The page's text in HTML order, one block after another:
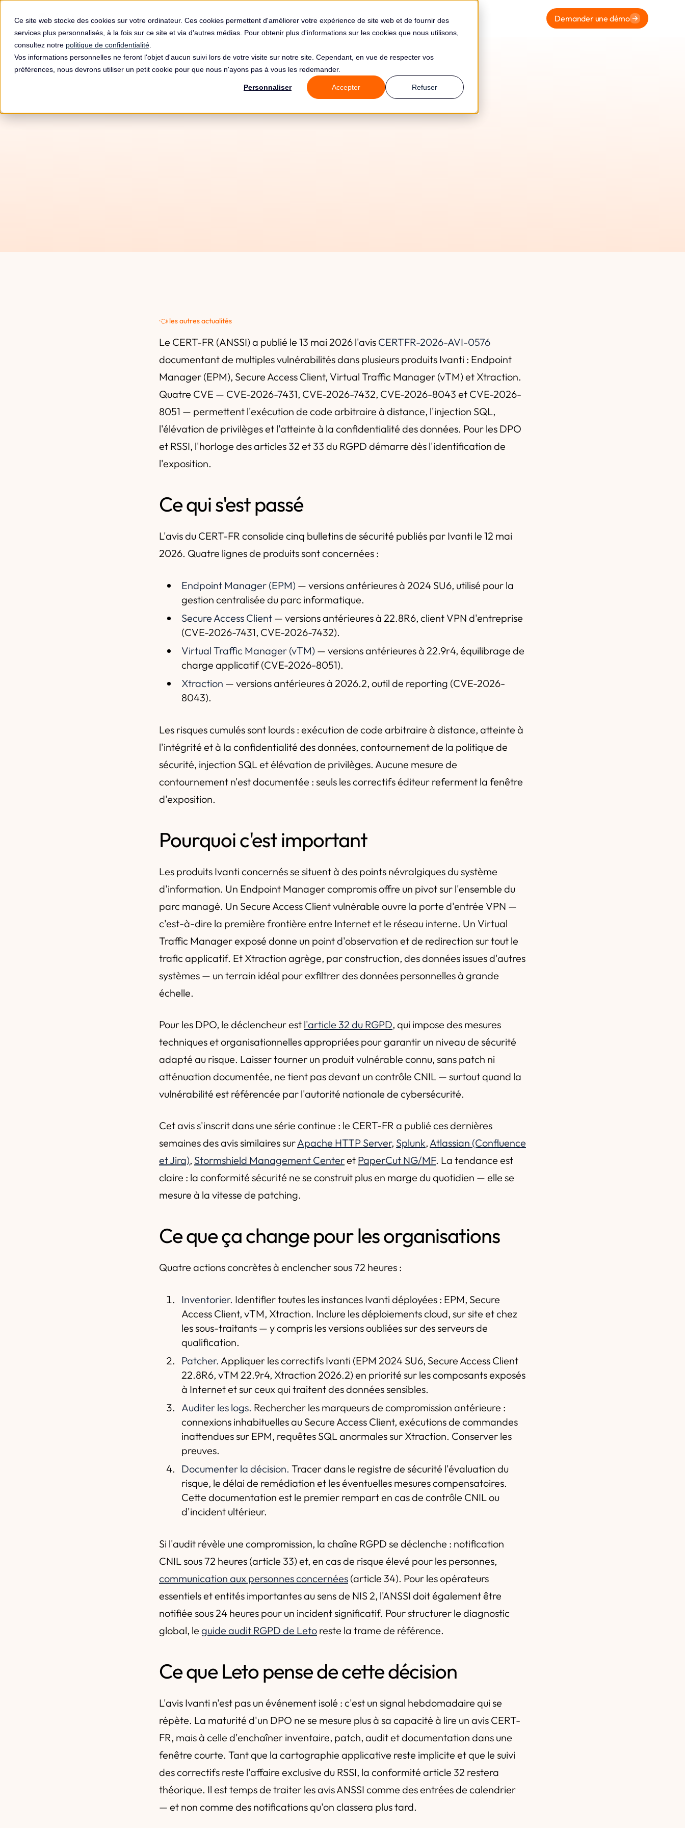
Ce site web stocke des cookies sur votre ordinateur. Ces cookies permettent d'améliorer votre expérience de site web et de fournir des
services plus personnalisés, à la fois sur ce site et via d'autres médias. Pour obtenir plus d'informations sur les cookies que nous utilisons,
consultez notre politique de confidentialité
Vos informations personnelles ne feront l'objet d'aucun suivi lors de votre visite sur notre site. Cependant, en vue de respecter vos
préférences, nous devrons utiliser un petit cookie pour que nous n'ayons pas à vous les redemander.
Personnaliser Accepter Refuser
Produits Solutions Tarifs Clients Ressources Demander une démo
👈 les autres actualités
Le CERT-FR (ANSSI) a publié le 13 mai 2026 l'avis CERTFR-2026-AVI-0576
documentant de multiples vulnérabilités dans plusieurs produits Ivanti : Endpoint
Manager (EPM), Secure Access Client, Virtual Traffic Manager (vTM) et Xtraction.
Quatre CVE — CVE-2026-7431, CVE-2026-7432, CVE-2026-8043 et CVE-2026-
8051 — permettent l'exécution de code arbitraire à distance, l'injection SQL,
l'élévation de privilèges et l'atteinte à la confidentialité des données. Pour les DPO
et RSSI, l'horloge des articles 32 et 33 du RGPD démarre dès l'identification de
l'exposition.
Ce qui s'est passé
L'avis du CERT-FR consolide cinq bulletins de sécurité publiés par Ivanti le 12 mai
2026. Quatre lignes de produits sont concernées :
Endpoint Manager (EPM) — versions antérieures à 2024 SU6, utilisé pour la
gestion centralisée du parc informatique.
Secure Access Client — versions antérieures à 22.8R6, client VPN d'entreprise
(CVE-2026-7431, CVE-2026-7432).
Virtual Traffic Manager (vTM) — versions antérieures à 22.9r4, équilibrage de
charge applicatif (CVE-2026-8051).
Xtraction — versions antérieures à 2026.2, outil de reporting (CVE-2026-
8043).
Les risques cumulés sont lourds : exécution de code arbitraire à distance, atteinte à
l'intégrité et à la confidentialité des données, contournement de la politique de
sécurité, injection SQL et élévation de privilèges. Aucune mesure de
contournement n'est documentée : seuls les correctifs éditeur referment la fenêtre
d'exposition.
Pourquoi c'est important
Les produits Ivanti concernés se situent à des points névralgiques du système
d'information. Un Endpoint Manager compromis offre un pivot sur l'ensemble du
parc managé. Un Secure Access Client vulnérable ouvre la porte d'entrée VPN —
c'est-à-dire la première frontière entre Internet et le réseau interne. Un Virtual
Traffic Manager exposé donne un point d'observation et de redirection sur tout le
trafic applicatif. Et Xtraction agrège, par construction, des données issues d'autres
systèmes — un terrain idéal pour exfiltrer des données personnelles à grande
échelle.
Pour les DPO, le déclencheur est l'article 32 du RGPD, qui impose des mesures
techniques et organisationnelles appropriées pour garantir un niveau de sécurité
adapté au risque. Laisser tourner un produit vulnérable connu, sans patch ni
atténuation documentée, ne tient pas devant un contrôle CNIL — surtout quand la
vulnérabilité est référencée par l'autorité nationale de cybersécurité.
Cet avis s'inscrit dans une série continue : le CERT-FR a publié ces dernières
semaines des avis similaires surApache HTTP Server, Splunk, Atlassian (Confluence
et Jira), Stormshield Management Centeret PaperCut NG/MF. La tendance est
claire : la conformité sécurité ne se construit plus en marge du quotidien — elle se
mesure à la vitesse de patching.
Ce que ça change pour les organisations
Quatre actions concrètes à enclencher sous 72 heures :
Inventorier. Identifier toutes les instances Ivanti déployées : EPM, Secure
Access Client, vTM, Xtraction. Inclure les déploiements cloud, sur site et chez
les sous-traitants — y compris les versions oubliées sur des serveurs de
qualification.
Patcher. Appliquer les correctifs Ivanti (EPM 2024 SU6, Secure Access Client
22.8R6, vTM 22.9r4, Xtraction 2026.2) en priorité sur les composants exposés
à Internet et sur ceux qui traitent des données sensibles.
Auditer les logs. Rechercher les marqueurs de compromission antérieure :
connexions inhabituelles au Secure Access Client, exécutions de commandes
inattendues sur EPM, requêtes SQL anormales sur Xtraction. Conserver les
preuves.
Documenter la décision. Tracer dans le registre de sécurité l'évaluation du
risque, le délai de remédiation et les éventuelles mesures compensatoires.
Cette documentation est le premier rempart en cas de contrôle CNIL ou
d'incident ultérieur.
Si l'audit révèle une compromission, la chaîne RGPD se déclenche : notification
CNIL sous 72 heures (article 33) et, en cas de risque élevé pour les personnes,
communication aux personnes concernées (article 34). Pour les opérateurs
essentiels et entités importantes au sens de NIS 2, l'ANSSI doit également être
notifiée sous 24 heures pour un incident significatif. Pour structurer le diagnostic
global, le guide audit RGPD de Leto reste la trame de référence.
Ce que Leto pense de cette décision
L'avis Ivanti n'est pas un événement isolé : c'est un signal hebdomadaire qui se
répète. La maturité d'un DPO ne se mesure plus à sa capacité à lire un avis CERT-
FR, mais à celle d'enchaîner inventaire, patch, audit et documentation dans une
fenêtre courte. Tant que la cartographie applicative reste implicite et que le suivi
des correctifs reste l'affaire exclusive du RSSI, la conformité article 32 restera
théorique. Il est temps de traiter les avis ANSSI comme des entrées de calendrier
— et non comme des notifications qu'on classera plus tard.